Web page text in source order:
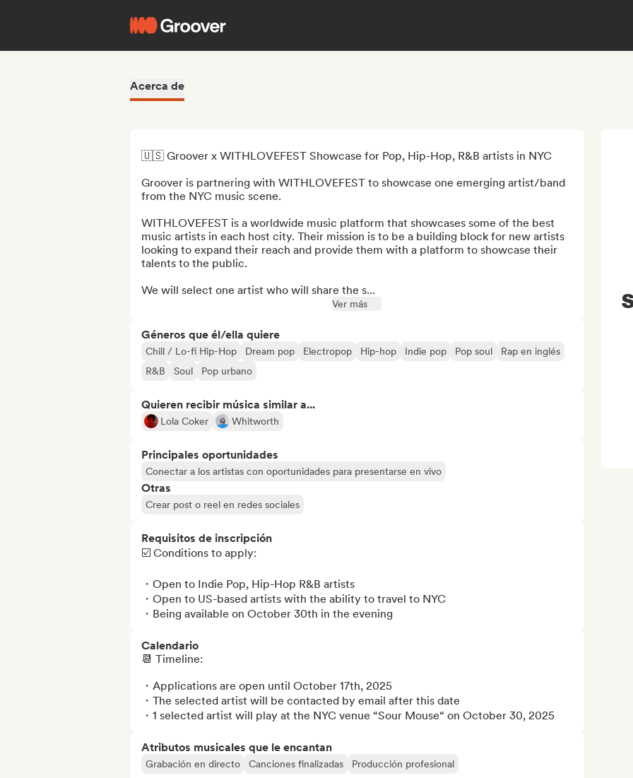
Acerca de
🇺🇸 Groover x WITHLOVEFEST Showcase for Pop, Hip-Hop, R&B artists in NYC
Groover is partnering with WITHLOVEFEST to showcase one emerging artist/band
from the NYC music scene.
WITHLOVEFEST is a worldwide music platform that showcases some of the best
music artists in each host city. Their mission is to be a building block for new artists
looking to expand their reach and provide them with a platform to showcase their
talents to the public.
We will select one artist who will share the s...
Ver más
Géneros que él/ella quiere
Chill / Lo-fi Hip-Hop Dream pop Electropop Hip-hop Indie pop Pop soul
Rap en inglés
R&B
Soul Pop urbano
Quieren recibir música similar a...
Lola Coker Whitworth
Principales oportunidades
Conectar a los artistas con oportunidades para presentarse en vivo
Otras
Crear post o reel en redes sociales
Requisitos de inscripción
☑️ Conditions to apply:
・Open to Indie Pop, Hip-Hop R&B artists
・Open to US-based artists with the ability to travel to NYC
・Being available on October 30th in the evening
Calendario
📆 Timeline:
・Applications are open until October 17th, 2025
・The selected artist will be contacted by email after this date
・1 selected artist will play at the NYC venue “Sour Mouse“ on October 30, 2025
Atributos musicales que le encantan
Grabación en directo Canciones finalizadas Producción profesional